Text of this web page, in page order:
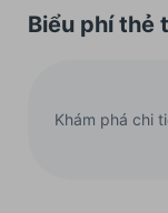
Biểu phí thẻ
Khám phá chi